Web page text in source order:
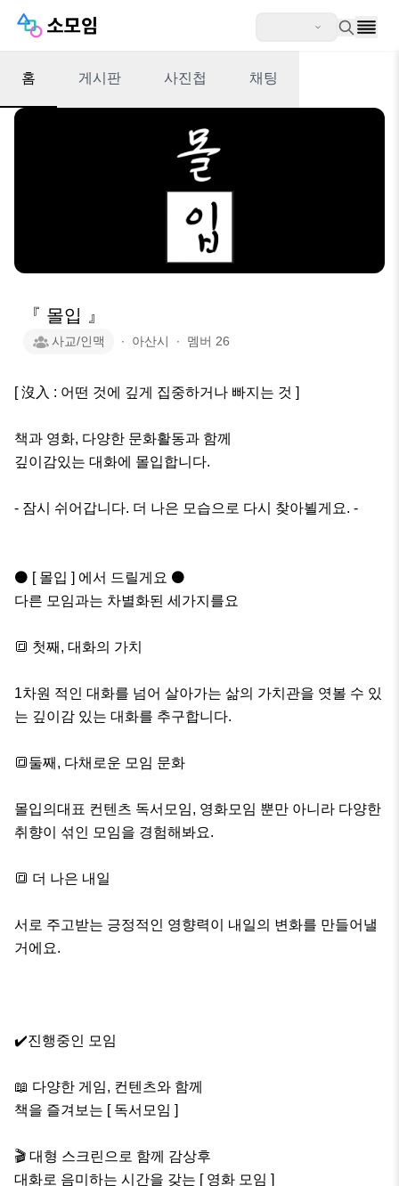
홈 게시판 사진첩 채팅
『 몰입 』
사교/인맥 ∙ 아산시 ∙ 멤버 26
[ 沒入 : 어떤 것에 깊게 집중하거나 빠지는 것 ]
책과 영화, 다양한 문화활동과 함께
깊이감있는 대화에 몰입합니다.
- 잠시 쉬어갑니다. 더 나은 모습으로 다시 찾아뵐게요. -
⚫️ [ 몰입 ] 에서 드릴게요 ⚫️
다른 모임과는 차별화된 세가지를요
🔳 첫째, 대화의 가치
1차원 적인 대화를 넘어 살아가는 삶의 가치관을 엿볼 수 있
는 깊이감 있는 대화를 추구합니다.
🔳둘째, 다채로운 모임 문화
몰입의대표 컨텐츠 독서모임, 영화모임 뿐만 아니라 다양한
취향이 섞인 모임을 경험해봐요.
🔳 더 나은 내일
서로 주고받는 긍정적인 영향력이 내일의 변화를 만들어낼
거에요.
✔️진행중인 모임
📖 다양한 게임, 컨텐츠와 함께
책을 즐겨보는 [ 독서모임 ]
🎬 대형 스크린으로 함께 감상후
대화로 음미하는 시간을 갖는 [ 영화 모임 ]